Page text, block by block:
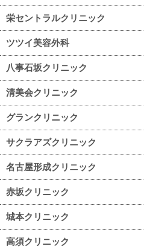
栄セントラルクリニック
ツツイ美容外科
八事石坂クリニック
清美会クリニック
グランクリニック
サクラアズクリニック
名古屋形成クリニック
赤坂クリニック
城本クリニック
高須クリニック